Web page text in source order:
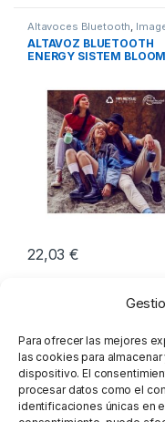
Para ofrecer las mejores
las cookies para
dispositivo. El
procesar datos como el
identificaciones únicas en
Altavoces Bluetooth,
Sonido,Sonido
ALTAVOZ BLUETOOTH
ENERGY SISTEM BLOOM
22,03€